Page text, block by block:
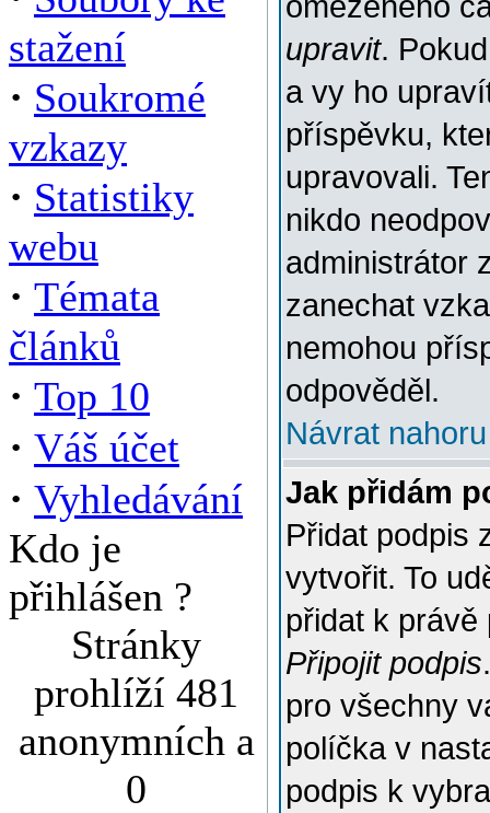
stažení
· Soukromé
vzkazy
· Statistiky
webu
· Témata
článků
· Top 10
· Váš účet
· Vyhledávání
Kdo je
přihlášen ?
Stránky
prohlíží 481
anonymních a
0
upravit.
a vy ho
příspěvku,
upravovali.
nikdo
administrátor
zanechat
nemohou
odpověděl.
Návrat nahoru
Jak přidám
Přidat podpis
vytvořit. To
přidat k
Připojit podpis
pro všechny
políčka v
podpis k